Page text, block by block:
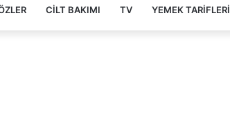
CILT BAKIMI TV YEMEK TARIFLERI